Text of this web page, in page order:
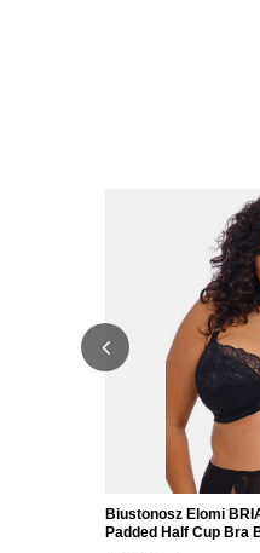
Biustonosz Elomi
Padded Half Cup Bra